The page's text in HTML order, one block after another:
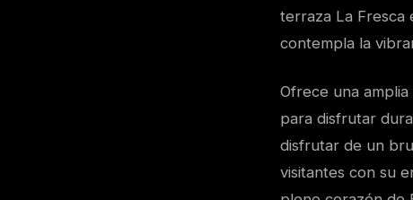
terraza La Fresca
contempla la
Ofrece una
para disfrutar
disfrutar de un
visitantes con su